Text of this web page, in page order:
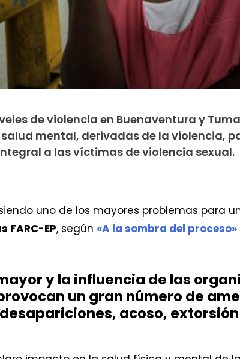
de violencia en Buenaventura y
mental, derivadas de la violencia,
a las víctimas de violencia sexual.
uno de los mayores problemas para
FARC-EP, según «A la sombra del proceso»
y la influencia de las
un gran número de
acoso,